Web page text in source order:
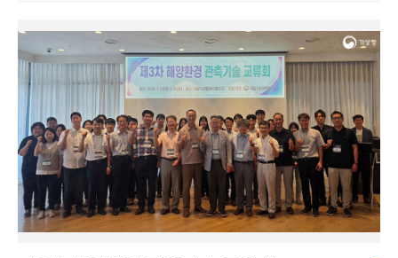
수자원공사 관계자와 만나 가뭄 대응을 위한 기상·수문정
보 공유 및 협력 방안을 논의하였다.